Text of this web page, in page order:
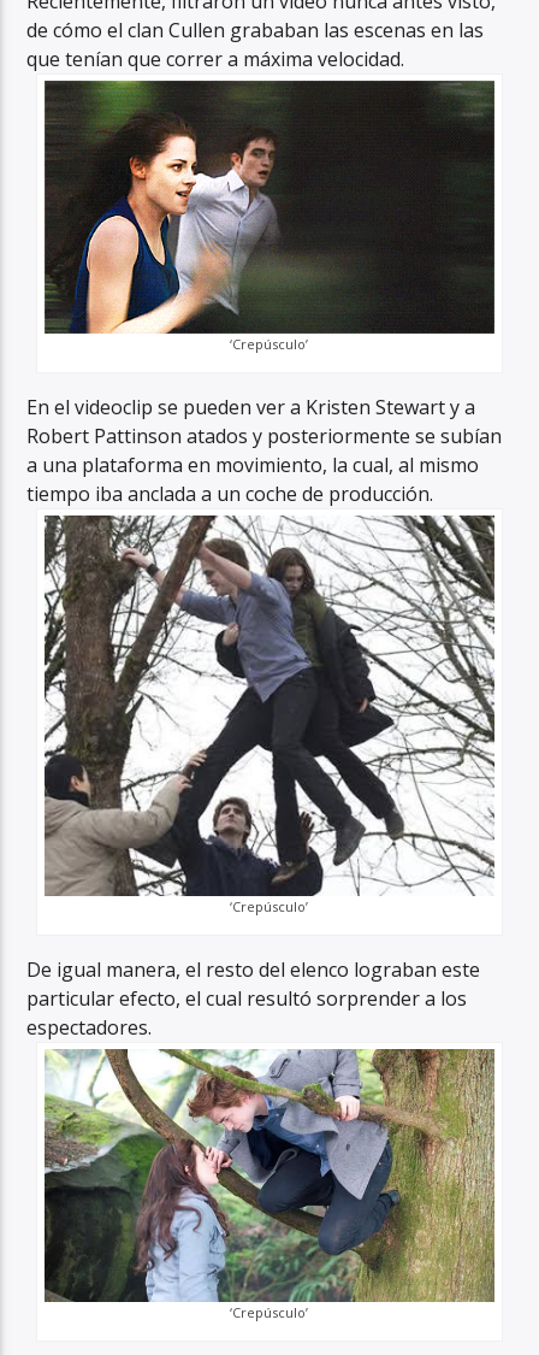
de cómo el clan Cullen grababan las escenas en las
que tenían que correr a máxima velocidad.
‘Crepúsculo’
En el videoclip se pueden ver a Kristen Stewart y a
Robert Pattinson atados y posteriormente se subían
a una plataforma en movimiento, la cual, al mismo
tiempo iba anclada a un coche de producción.
‘Crepúsculo’
De igual manera, el resto del elenco lograban este
particular efecto, el cual resultó sorprender a los
espectadores.
‘Crepúsculo’